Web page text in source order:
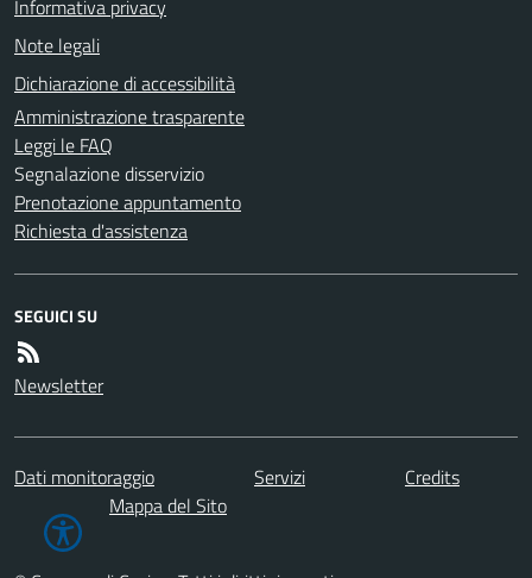
Informativa privacy
Note legali
Dichiarazione di accessibilità
Amministrazione trasparente
Leggi le FAQ
Segnalazione disservizio
Prenotazione appuntamento
Richiesta d'assistenza
SEGUICI SU
Newsletter
Dati monitoraggio Servizi
Credits
Mappa del Sito